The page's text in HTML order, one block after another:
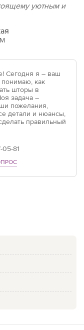
уютным и
Сегодня я – ваш
как
шторы в
задача –
пожелания,
детали и нюансы,
правильный
81